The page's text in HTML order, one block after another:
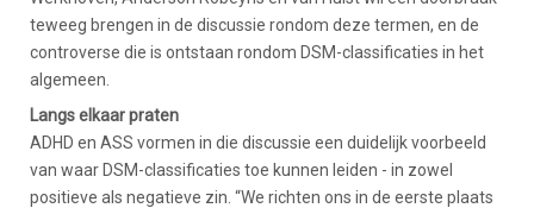
teweeg brengen in de discussie rondom deze termen, en de
controverse die is ontstaan rondom DSM-classificaties in het
algemeen.
Langs elkaar praten
ADHD en ASS vormen in die discussie een duidelijk voorbeeld
van waar DSM-classificaties toe kunnen leiden - in zowel
positieve als negatieve zin. “We richten ons in de eerste plaats